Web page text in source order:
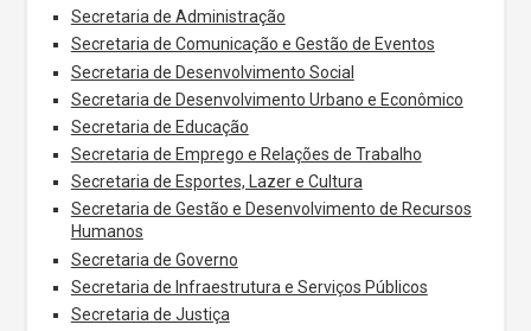
Secretaria de Administração
Secretaria de Comunicação e Gestão de Eventos
Secretaria de Desenvolvimento Social
Secretaria de Desenvolvimento Urbano e Econômico
Secretaria de Educação
Secretaria de Emprego e Relações de Trabalho
Secretaria de Esportes, Lazer e Cultura
Secretaria de Gestão e Desenvolvimento de Recursos
Humanos
Secretaria de Governo
Secretaria de Infraestrutura e Serviços Públicos
Secretaria de Justiça